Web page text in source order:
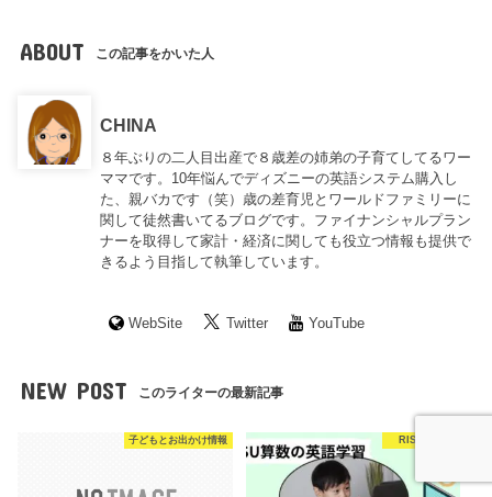
ABOUT この記事をかいた人
CHINA
８年ぶりの二人目出産で８歳差の姉弟の子育てしてるワー
ママです。10年悩んでディズニーの英語システム購入し
た、親バカです（笑）歳の差育児とワールドファミリーに
関して徒然書いてるブログです。ファイナンシャルプラン
ナーを取得して家計・経済に関しても役立つ情報も提供で
きるよう目指して執筆しています。
WebSite Twitter YouTube
NEW POST このライターの最新記事
子どもとお出かけ情報 RISU算数